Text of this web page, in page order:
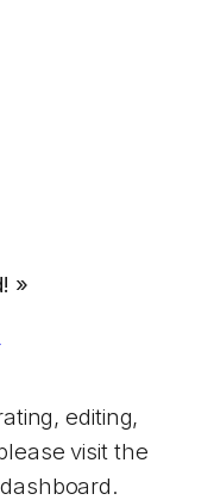
»
editing,
visit the